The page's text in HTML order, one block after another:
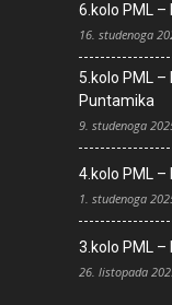
6.kolo PML –
16. studenoga
5.kolo PML –
Puntamika
9. studenoga
4.kolo PML –
1. studenoga
3.kolo PML –
26. listopada